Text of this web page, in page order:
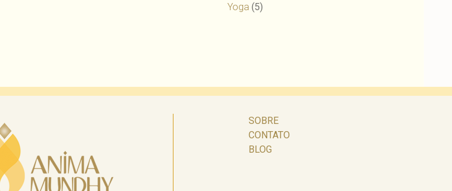
Yoga (5)
SOBRE
CONTATO
BLOG